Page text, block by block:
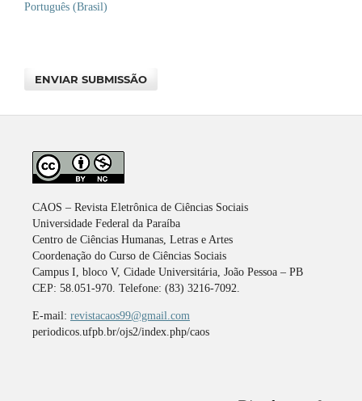
Português (Brasil)
ENVIAR SUBMISSÃO
CAOS – Revista Eletrônica de Ciências Sociais
Universidade Federal da Paraíba
Centro de Ciências Humanas, Letras e Artes
Coordenação do Curso de Ciências Sociais
Campus I, bloco V, Cidade Universitária, João Pessoa – PB
CEP: 58.051-970. Telefone: (83) 3216-7092.
E-mail: revistacaos99@gmail.com
periodicos.ufpb.br/ojs2/index.php/caos